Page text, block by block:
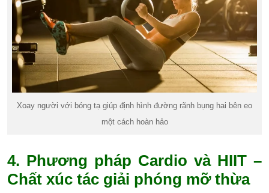
Xoay người với bóng tạ giúp định hình đường rãnh bụng hai bên eo
một cách hoàn hảo
4. Phương pháp Cardio và HIIT –
Chất xúc tác giải phóng mỡ thừa